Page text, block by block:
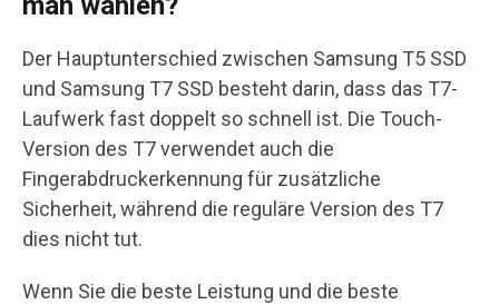
Der Hauptunterschied zwischen Samsung T5 SSD
und Samsung T7 SSD besteht darin, dass das T7-
Laufwerk fast doppelt so schnell ist. Die Touch-
Version des T7 verwendet auch die
Fingerabdruckerkennung für zusätzliche
Sicherheit, während die reguläre Version des T7
dies nicht tut.
Wenn Sie die beste Leistung und die beste